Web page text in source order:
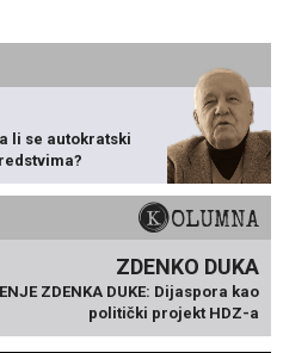
li se autokratski
KOLUMNA
ZDENKO DUKA
ZDENKA DUKE: Dijaspora kao
politički projekt HDZ-a